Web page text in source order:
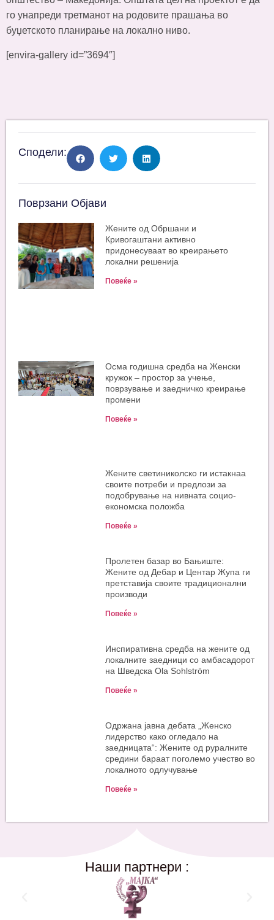
го унапреди третманот на родовите прашања во
буџетското планирање на локално ниво.
[envira-gallery id=”3694″]
Сподели:
Поврзани Објави
Жените од Обршани и
Кривогаштани активно
придонесуваат во креирањето
локални решенија
Повеќе »
Oсма годишна средба на Женски
кружок – простор за учење,
поврзување и заедничко креирање
промени
Повеќе »
Жените светиниколско ги истакнаа
своите потреби и предлози за
подобрување на нивната социо-
економска положба
Повеќе »
Пролетен базар во Бањиште:
Жените од Дебар и Центар Жупа ги
претставија своите традиционални
производи
Повеќе »
Инспиративна средба на жените од
локалните заедници со амбасадорот
на Шведска Ola Sohlström
Повеќе »
Одржана јавна дебата „Женско
лидерство како огледало на
заедницата“: Жените од руралните
средини бараат поголемо учество во
локалното одлучување
Повеќе »
Наши партнери :